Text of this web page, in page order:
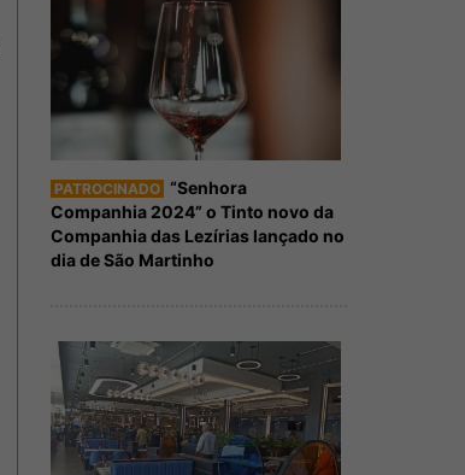
PATROCINADO “Senhora
Companhia 2024” o Tinto novo da
Companhia das Lezírias lançado no
dia de São Martinho